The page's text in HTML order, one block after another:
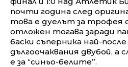
почти година след
това е дуелът за трофея
отложен тогава заради
баски съперника най-после
дългоочаквания двубой,
е за “синьо-белите”.